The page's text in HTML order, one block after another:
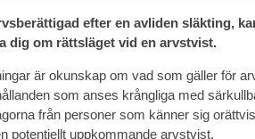
efter en avliden släkting,
dig om rättsläget vid en arvstvist.
är okunskap om vad som gäller för
som anses krångliga med
från personer som känner sig
potentiellt uppkommande arvstvist.